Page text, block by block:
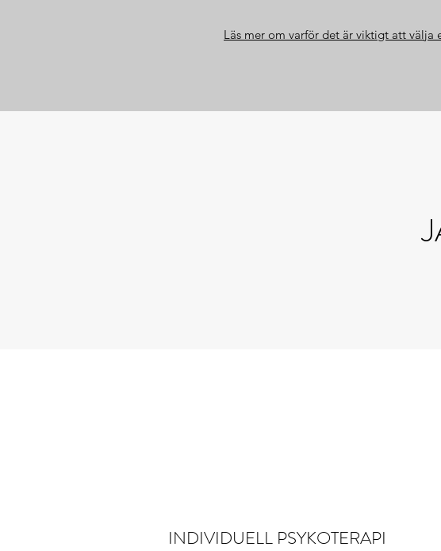
Läs mer om varför det är viktigt att
INDIVIDUELL PSYKOTERAPI